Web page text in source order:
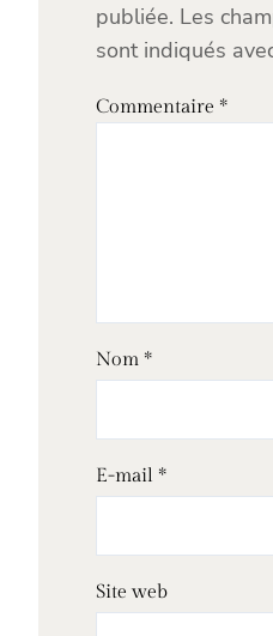
publiée. Les
sont indiqués
Commentaire *
Nom *
E-mail *
Site web